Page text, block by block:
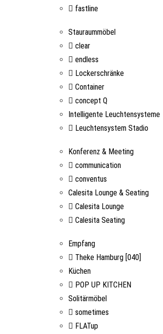
fastline
Stauraummöbel
clear
endless
Lockerschränke
Container
concept Q
Intelligente Leuchtensysteme
Leuchtensystem Stadio
Konferenz & Meeting
communication
conventus
Calesita Lounge & Seating
Calesita Lounge
Calesita Seating
Empfang
Theke Hamburg [040]
Küchen
POP UP KITCHEN
Solitärmöbel
sometimes
FLATup